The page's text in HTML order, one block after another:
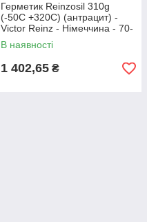
Герметик Reinzosil 310g
(-50С +320С) (антрацит) -
Victor Reinz - Німеччина - 70-
31414-40
В наявності
1 402,65 ₴